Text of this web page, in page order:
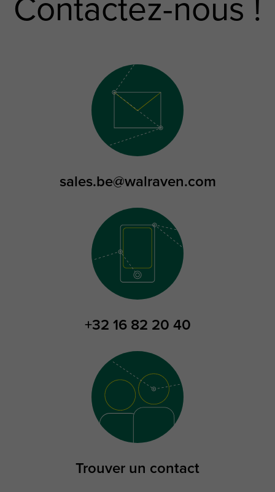
Contactez-nous !
sales.be@walraven.com
+32 16 82 20 40
Trouver un contact